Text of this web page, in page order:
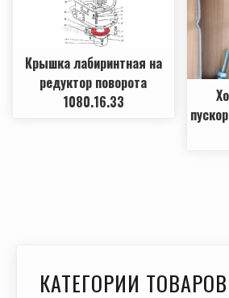
Крышка лабиринтная на
редуктор поворота
1080.16.33
КАТЕГОРИИ